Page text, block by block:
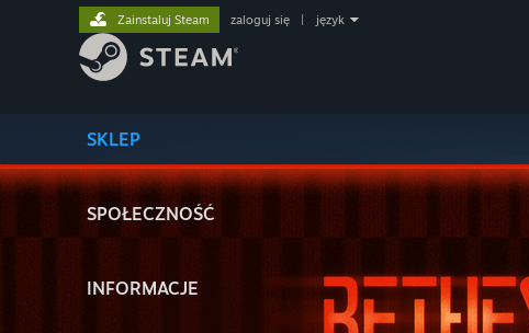
SKLEP
SPOŁECZNOŚĆ
INFORMACJE
Zainstaluj Steam zaloguj się język